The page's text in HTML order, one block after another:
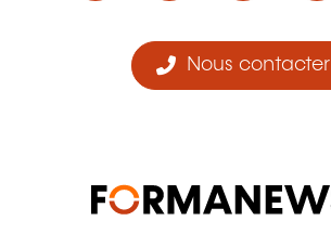
Nous contacter